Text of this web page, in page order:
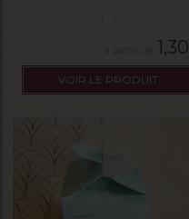
1,30
VOIR LE PRODUIT